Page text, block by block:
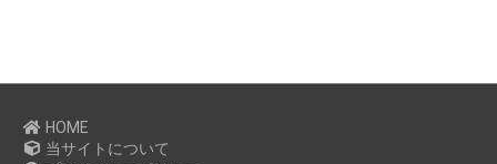
HOME
当サイトについて